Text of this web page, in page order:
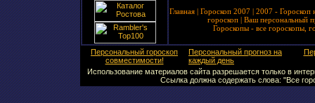
Главная | Гороскоп 2007 | 2007 - Гороскоп
гороскоп| Ваш персональный
Гороскопы - все гороскопы,
Персональный гороскоп
совместимости!
Персональный прогноз на
каждый день
Использование материалов сайта разрешается только в
Ссылка должна содержать слова: "Все